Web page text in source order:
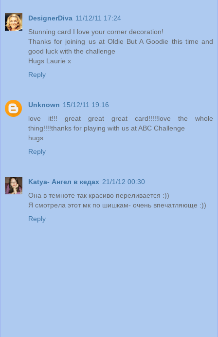
DesignerDiva 11/12/11 17:24
Stunning card I love your corner decoration!
Thanks for joining us at Oldie But A Goodie this time and
good luck with the challenge
Hugs Laurie x
Reply
Unknown 15/12/11 19:16
love it!!! great great great card!!!!!love the whole
thing!!!!thanks for playing with us at ABC Challenge
hugs
Reply
Katya- Ангел в кедах 21/1/12 00:30
Она в темноте так красиво переливается :))
Я смотрела этот мк по шишкам- очень впечатляюще :))
Reply